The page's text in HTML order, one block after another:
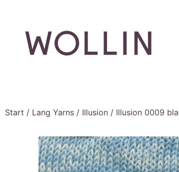
Start / Lang Yarns / Illusion / Illusion 0009